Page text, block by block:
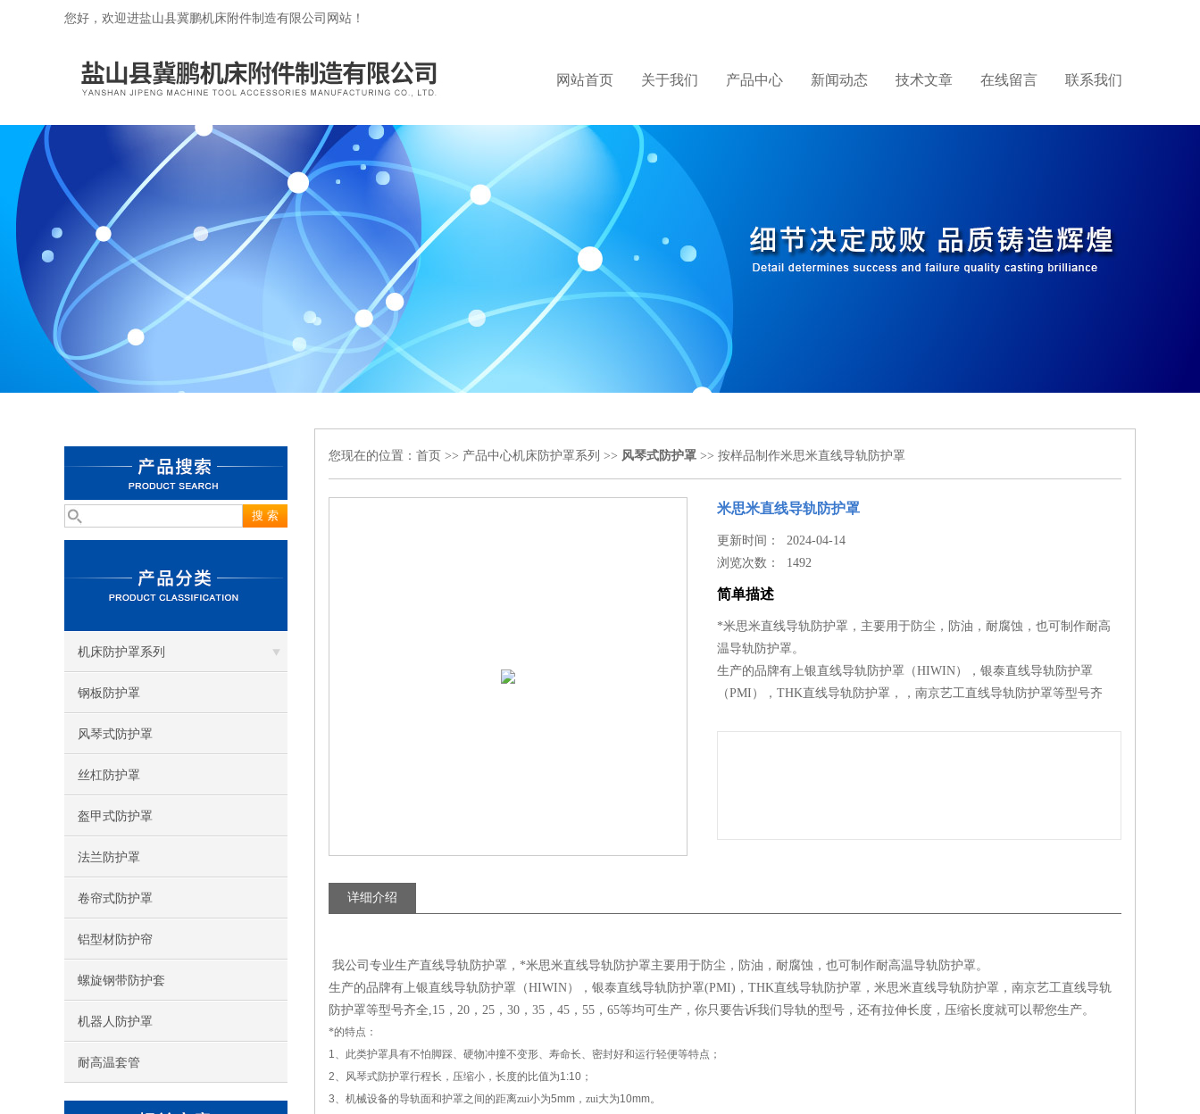
您好，欢迎进盐山县冀鹏机床附件制造有限公司网站！
网站首页 关于我们 产品中心 新闻动态 技术文章 在线留言 联系我们
机床防护罩系列
钢板防护罩
风琴式防护罩
丝杠防护罩
盔甲式防护罩
法兰防护罩
卷帘式防护罩
铝型材防护帘
螺旋钢带防护套
机器人防护罩
耐高温套管
您现在的位置： 首页 >> 产品中心机床防护罩系列 >> 风琴式防护罩 >> 按样品制作米思米直线导轨防护罩
米思米直线导轨防护罩
更新时间： 2024-04-14
浏览次数： 1492
简单描述
*米思米直线导轨防护罩，主要用于防尘，防油，耐腐蚀，也可制作耐高
温导轨防护罩。
生产的品牌有上银直线导轨防护罩（HIWIN），银泰直线导轨防护罩
（PMI），THK直线导轨防护罩，，南京艺工直线导轨防护罩等型号齐
详细介绍
我公司专业生产直线导轨防护罩，*米思米直线导轨防护罩主要用于防尘，防油，耐腐蚀，也可制作耐高温导轨防护罩。
生产的品牌有上银直线导轨防护罩（HIWIN），银泰直线导轨防护罩(PMI)，THK直线导轨防护罩，米思米直线导轨防护罩，南京艺工直线导轨
防护罩等型号齐全,15，20，25，30，35，45，55，65等均可生产，你只要告诉我们导轨的型号，还有拉伸长度，压缩长度就可以帮您生产。
*的特点：
1、此类护罩具有不怕脚踩、硬物冲撞不变形、寿命长、密封好和运行轻便等特点；
2、风琴式防护罩行程长，压缩小，长度的比值为1:10 ；
3、机械设备的导轨面和护罩之间的距离zui小为5mm ，zui大为10mm。